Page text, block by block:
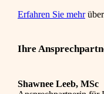
Erfahren Sie mehr
Ihre
Shawnee Leeb, MSc